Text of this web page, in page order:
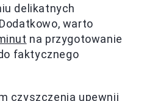
delikatnych
warto
na przygotowanie
faktycznego
czyszczenia upewnij